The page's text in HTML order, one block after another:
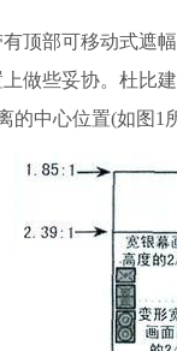
部可移动式遮幅
做些妥协。杜比
离的中心位置(如